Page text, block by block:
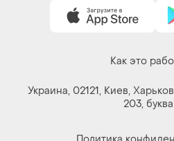
Как это
Украина, 02121, Киев,
203, буква